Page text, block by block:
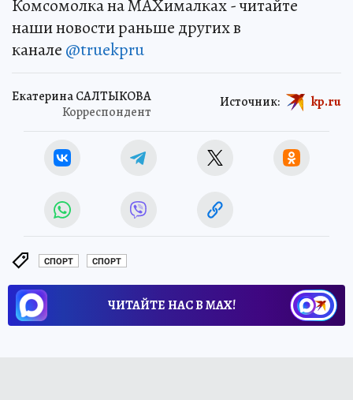
Комсомолка на MAXималках - читайте
наши новости раньше других в
канале @truekpru
Екатерина САЛТЫКОВА
Корреспондент
Источник: kp.ru
СПОРТ СПОРТ
ЧИТАЙТЕ НАС В МАХ!